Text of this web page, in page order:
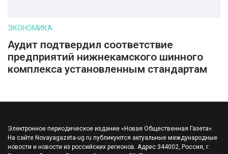
ЭКОНОМИКА
Аудит подтвердил соответствие
предприятий нижнекамского шинного
комплекса установленным стандартам
Электронное периодическое издание «Новая Общественная Газета».
На сайте Novayagazeta-ug.ru публикуются актуальные международные
новости и новости из российских регионов. Адрес:344002, Россия, г.